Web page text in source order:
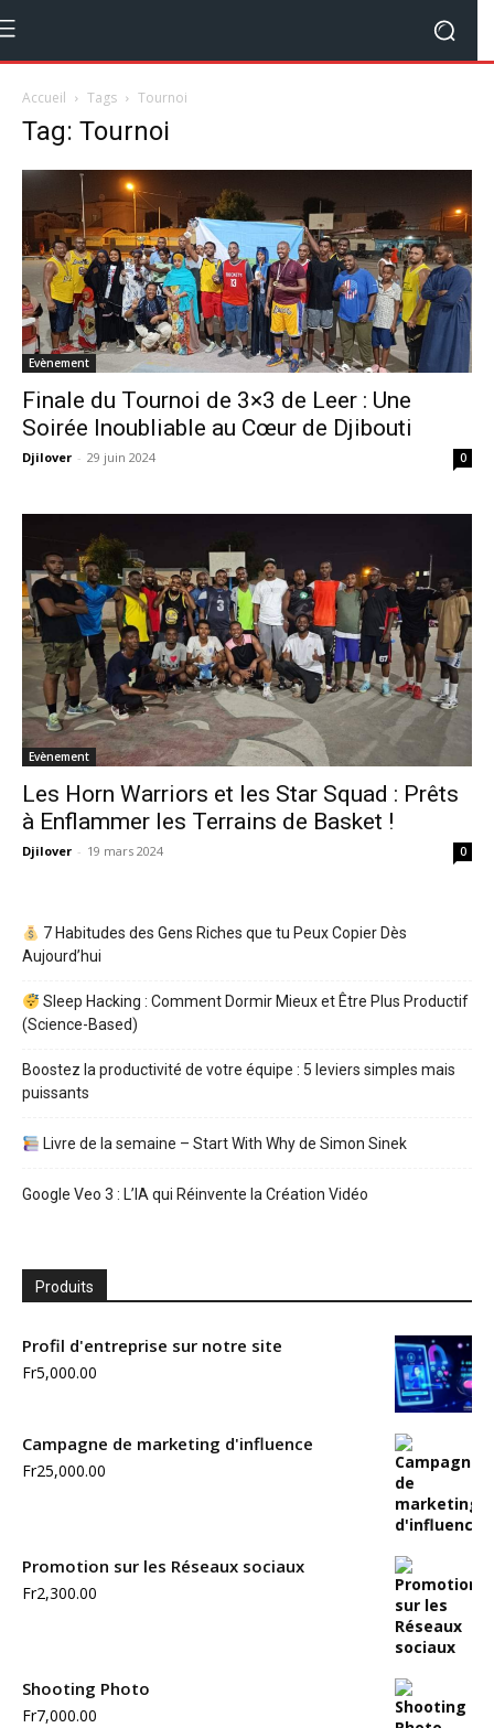
Accueil Tags Tournoi
Tag: Tournoi
Evènement
Finale du Tournoi de 3×3 de Leer : Une
Soirée Inoubliable au Cœur de Djibouti
Djilover - 29 juin 2024 0
Evènement
Les Horn Warriors et les Star Squad : Prêts
à Enflammer les Terrains de Basket !
Djilover - 19 mars 2024 0
7 Habitudes des Gens Riches que tu Peux Copier Dès
Aujourd’hui
Sleep Hacking : Comment Dormir Mieux et Être Plus Productif
(Science-Based)
Boostez la productivité de votre équipe : 5 leviers simples mais
puissants
Livre de la semaine – Start With Why de Simon Sinek
Google Veo 3 : L’IA qui Réinvente la Création Vidéo
Produits
Profil d'entreprise sur notre site
Fr5,000.00
Campagne de marketing d'influence
Fr25,000.00
Promotion sur les Réseaux sociaux
Fr2,300.00
Shooting Photo
Fr7,000.00